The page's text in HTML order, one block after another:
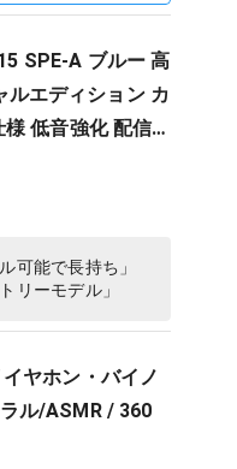
SPE-A ブルー 高
ルエディション カ
低音強化 配信
可能で長持ち」
リーモデル」
ヤホン・バイノ
ル/ASMR / 360